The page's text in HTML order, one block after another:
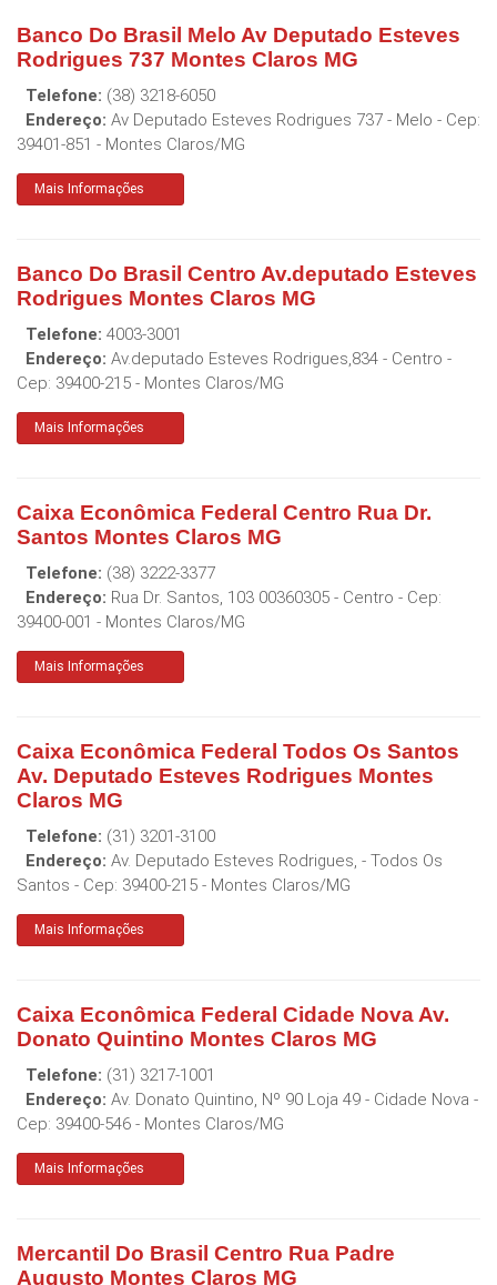
Banco Do Brasil Melo Av Deputado Esteves
Rodrigues 737 Montes Claros MG
Telefone: (38) 3218-6050
Endereço: Av Deputado Esteves Rodrigues 737 - Melo - Cep:
39401-851 - Montes Claros/MG
Mais Informações
Banco Do Brasil Centro Av.deputado Esteves
Rodrigues Montes Claros MG
Telefone: 4003-3001
Endereço: Av.deputado Esteves Rodrigues,834 - Centro -
Cep: 39400-215 - Montes Claros/MG
Mais Informações
Caixa Econômica Federal Centro Rua Dr.
Santos Montes Claros MG
Telefone: (38) 3222-3377
Endereço: Rua Dr. Santos, 103 00360305 - Centro - Cep:
39400-001 - Montes Claros/MG
Mais Informações
Caixa Econômica Federal Todos Os Santos
Av. Deputado Esteves Rodrigues Montes
Claros MG
Telefone: (31) 3201-3100
Endereço: Av. Deputado Esteves Rodrigues, - Todos Os
Santos - Cep: 39400-215 - Montes Claros/MG
Mais Informações
Caixa Econômica Federal Cidade Nova Av.
Donato Quintino Montes Claros MG
Telefone: (31) 3217-1001
Endereço: Av. Donato Quintino, Nº 90 Loja 49 - Cidade Nova -
Cep: 39400-546 - Montes Claros/MG
Mais Informações
Mercantil Do Brasil Centro Rua Padre
Augusto Montes Claros MG